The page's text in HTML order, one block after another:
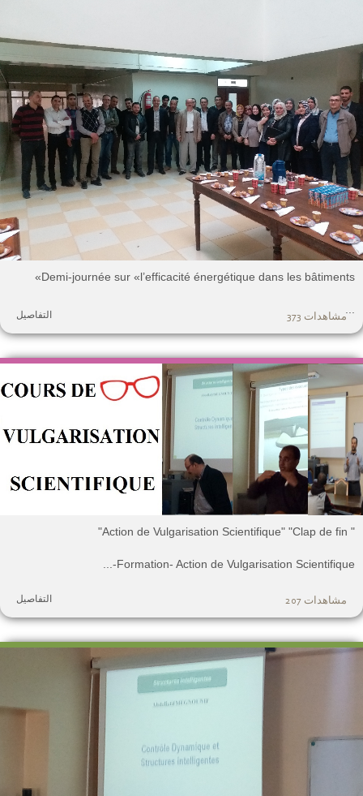
Demi-journée sur «l’efficacité énergétique dans les
مشاهدات 373 التفاصيل
Formation- Action de Vulgarisation Scientifique-
مشاهدات 207 التفاصيل